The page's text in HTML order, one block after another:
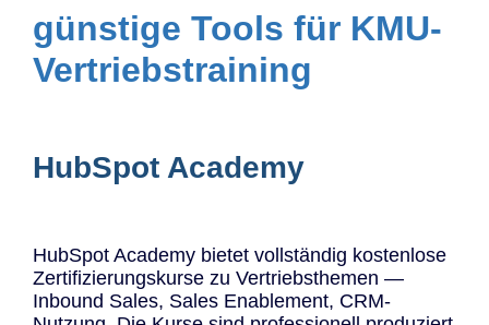
günstige Tools für KMU-
Vertriebstraining
HubSpot Academy
HubSpot Academy bietet vollständig kostenlose
Zertifizierungskurse zu Vertriebsthemen —
Inbound Sales, Sales Enablement, CRM-